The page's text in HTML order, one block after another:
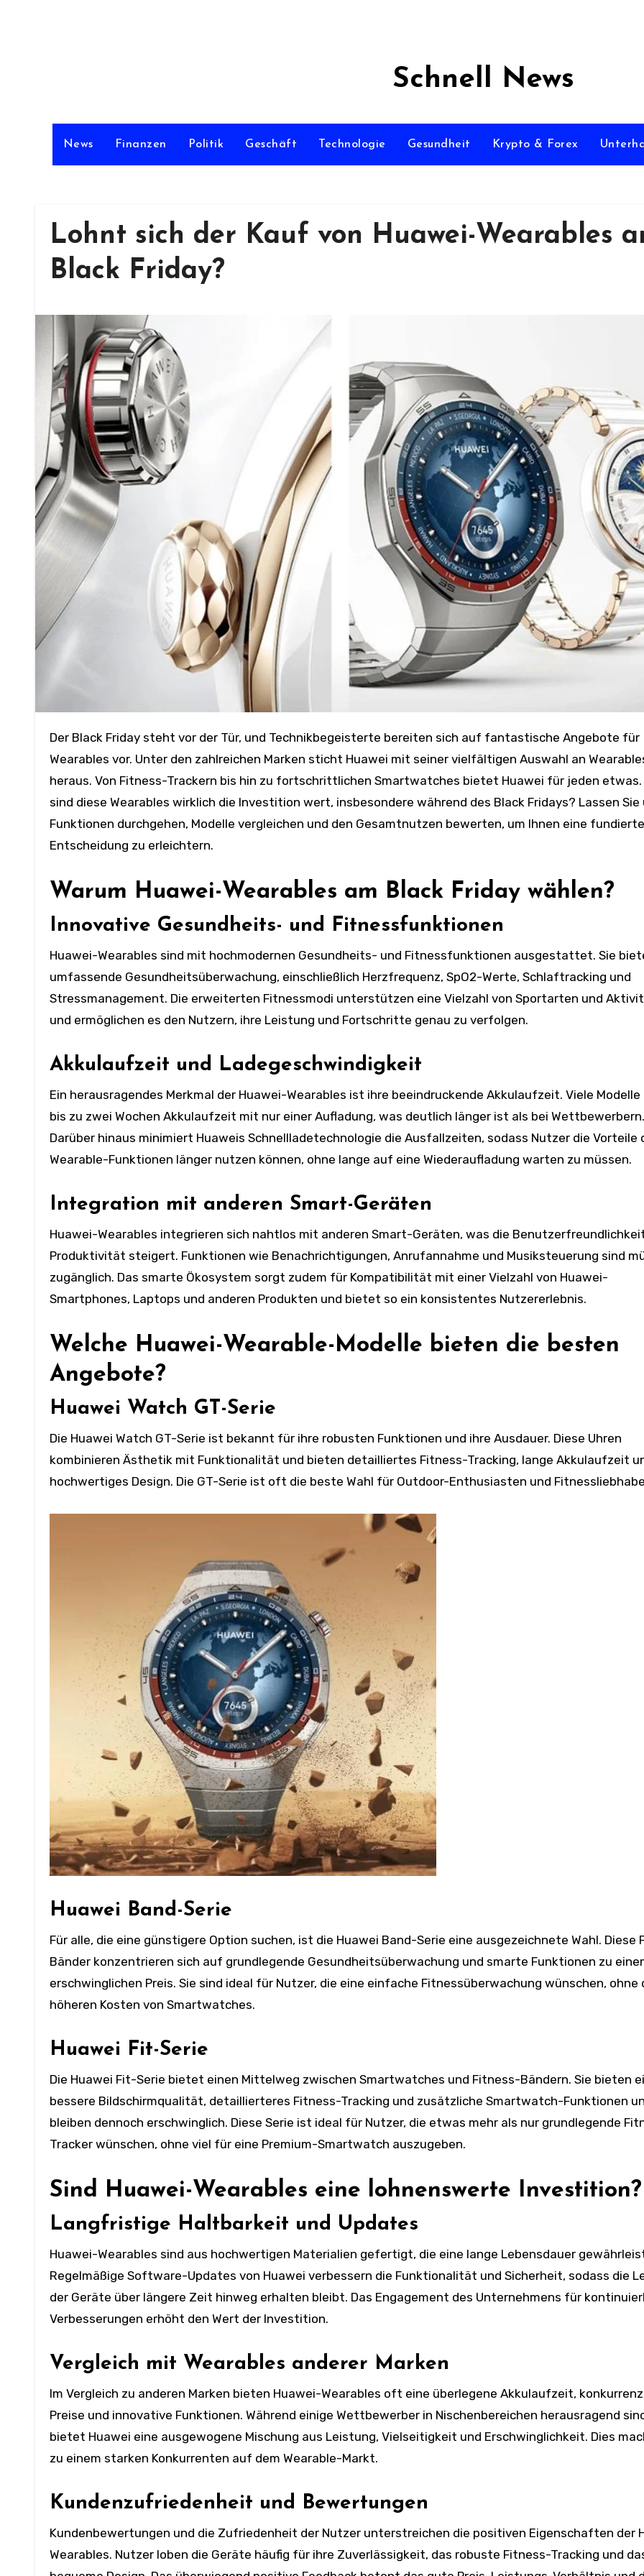
Schnell News
News Finanzen Politik Geschäft Technologie Gesundheit Krypto & Forex
Lohnt sich der Kauf von Huawei-Wearables
Black Friday?
Der Black Friday steht vor der Tür, und Technikbegeisterte bereiten sich auf fantastische Angebote für
Wearables vor. Unter den zahlreichen Marken sticht Huawei mit seiner vielfältigen Auswahl an
heraus. Von Fitness-Trackern bis hin zu fortschrittlichen Smartwatches bietet Huawei für jeden etwas.
sind diese Wearables wirklich die Investition wert, insbesondere während des Black Fridays? Lassen Sie
Funktionen durchgehen, Modelle vergleichen und den Gesamtnutzen bewerten, um Ihnen eine fundierte
Entscheidung zu erleichtern.
Warum Huawei-Wearables am Black Friday wählen?
Innovative Gesundheits- und Fitnessfunktionen
Huawei-Wearables sind mit hochmodernen Gesundheits- und Fitnessfunktionen ausgestattet. Sie
umfassende Gesundheitsüberwachung, einschließlich Herzfrequenz, SpO2-Werte, Schlaftracking und
Stressmanagement. Die erweiterten Fitnessmodi unterstützen eine Vielzahl von Sportarten und
und ermöglichen es den Nutzern, ihre Leistung und Fortschritte genau zu verfolgen.
Akkulaufzeit und Ladegeschwindigkeit
Ein herausragendes Merkmal der Huawei-Wearables ist ihre beeindruckende Akkulaufzeit. Viele
bis zu zwei Wochen Akkulaufzeit mit nur einer Aufladung, was deutlich länger ist als bei Wettbewerbern.
Darüber hinaus minimiert Huaweis Schnellladetechnologie die Ausfallzeiten, sodass Nutzer die Vorteile
Wearable-Funktionen länger nutzen können, ohne lange auf eine Wiederaufladung warten zu müssen.
Integration mit anderen Smart-Geräten
Huawei-Wearables integrieren sich nahtlos mit anderen Smart-Geräten, was die
Produktivität steigert. Funktionen wie Benachrichtigungen, Anrufannahme und Musiksteuerung sind
zugänglich. Das smarte Ökosystem sorgt zudem für Kompatibilität mit einer Vielzahl von Huawei-
Smartphones, Laptops und anderen Produkten und bietet so ein konsistentes Nutzererlebnis.
Welche Huawei-Wearable-Modelle bieten die besten
Angebote?
Huawei Watch GT-Serie
Die Huawei Watch GT-Serie ist bekannt für ihre robusten Funktionen und ihre Ausdauer. Diese Uhren
kombinieren Ästhetik mit Funktionalität und bieten detailliertes Fitness-Tracking, lange Akkulaufzeit
hochwertiges Design. Die GT-Serie ist oft die beste Wahl für Outdoor-Enthusiasten und
Huawei Band-Serie
Für alle, die eine günstigere Option suchen, ist die Huawei Band-Serie eine ausgezeichnete Wahl. Diese
Bänder konzentrieren sich auf grundlegende Gesundheitsüberwachung und smarte Funktionen zu
erschwinglichen Preis. Sie sind ideal für Nutzer, die eine einfache Fitnessüberwachung wünschen, ohne
höheren Kosten von Smartwatches.
Huawei Fit-Serie
Die Huawei Fit-Serie bietet einen Mittelweg zwischen Smartwatches und Fitness-Bändern. Sie bieten
bessere Bildschirmqualität, detaillierteres Fitness-Tracking und zusätzliche Smartwatch-Funktionen
bleiben dennoch erschwinglich. Diese Serie ist ideal für Nutzer, die etwas mehr als nur grundlegende
Tracker wünschen, ohne viel für eine Premium-Smartwatch auszugeben.
Sind Huawei-Wearables eine lohnenswerte Investition?
Langfristige Haltbarkeit und Updates
Huawei-Wearables sind aus hochwertigen Materialien gefertigt, die eine lange Lebensdauer
Regelmäßige Software-Updates von Huawei verbessern die Funktionalität und Sicherheit, sodass die
der Geräte über längere Zeit hinweg erhalten bleibt. Das Engagement des Unternehmens für
Verbesserungen erhöht den Wert der Investition.
Vergleich mit Wearables anderer Marken
Im Vergleich zu anderen Marken bieten Huawei-Wearables oft eine überlegene Akkulaufzeit,
Preise und innovative Funktionen. Während einige Wettbewerber in Nischenbereichen herausragend
bietet Huawei eine ausgewogene Mischung aus Leistung, Vielseitigkeit und Erschwinglichkeit. Dies
zu einem starken Konkurrenten auf dem Wearable-Markt.
Kundenzufriedenheit und Bewertungen
Kundenbewertungen und die Zufriedenheit der Nutzer unterstreichen die positiven Eigenschaften der
Wearables. Nutzer loben die Geräte häufig für ihre Zuverlässigkeit, das robuste Fitness-Tracking und